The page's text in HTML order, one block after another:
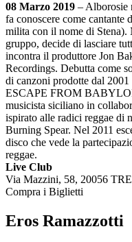
08 Marzo 2019 – Alborosie
fa conoscere come cantante
milita con il nome di Stena).
gruppo, decide di lasciare
incontra il produttore Jon
Recordings. Debutta come
di canzoni prodotte dal
ESCAPE FROM
musicista siciliano in
ispirato alle radici reggae di
Burning Spear. Nel 2011
disco che vede la
reggae.
Live Club
Via Mazzini, 58, 20056
Compra i Biglietti
Eros Ramazzotti